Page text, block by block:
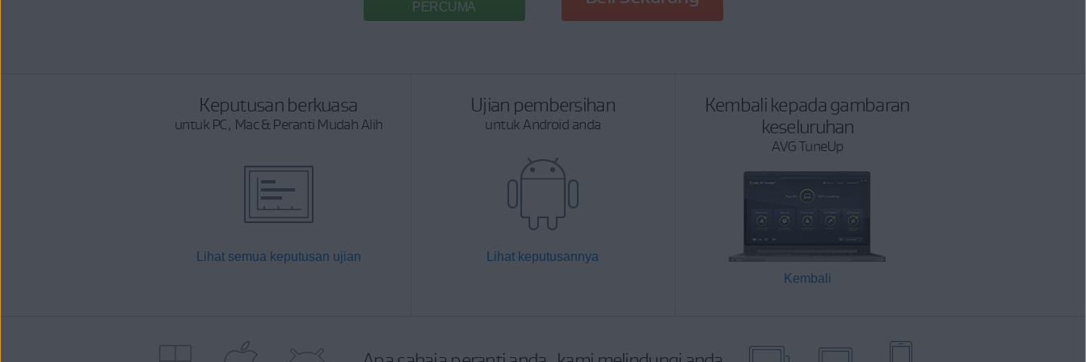
PERCUMA
Keputusan berkuasa
untuk PC, Mac & Peranti Mudah Alih
Lihat semua keputusan ujian
Ujian pembersihan
untuk Android anda
Lihat keputusannya
Kembali kepada gambaran
keseluruhan
AVG TuneUp
Kembali